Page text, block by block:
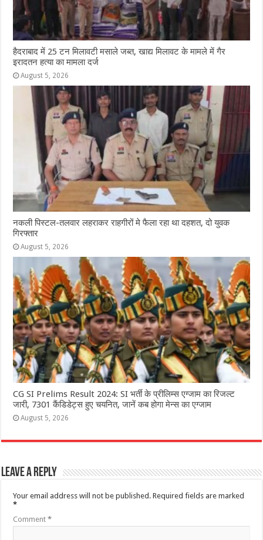
हैदराबाद में 25 टन मिलावटी मसाले जब्त, खाद्य मिलावट के मामले में गैर
इरादतन हत्या का मामला दर्ज
August 5, 2026
नकली पिस्टल-तलवार लहराकर राहगीरों मे फैला रहा था दहशत, दो युवक
गिरफ्तार
August 5, 2026
CG SI Prelims Result 2024: SI भर्ती के प्रीलिम्स एग्जाम का रिजल्ट
जारी, 7301 कैंडिडेट्स हुए चयनित, जानें कब होगा मेन्स का एग्जाम
August 5, 2026
Leave a Reply
Your email address will not be published. Required fields are marked
*
Comment*